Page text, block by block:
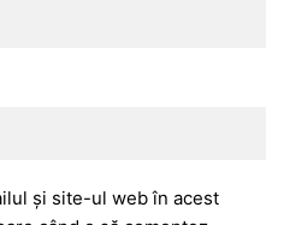
și site-ul web în acest